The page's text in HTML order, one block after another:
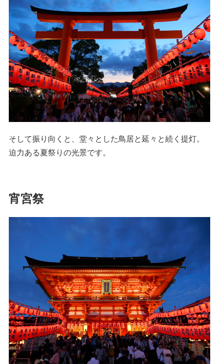
そして振り向くと、堂々とした鳥居と延々と続く提灯。
迫力ある夏祭りの光景です。
宵宮祭